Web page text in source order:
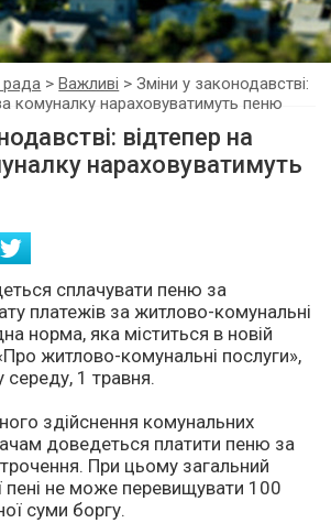
рада >Важливі >Зміни у законодавстві:
комуналку нараховуватимуть пеню
відтепер на
нараховуватимуть
сплачувати пеню за
платежів за житлово-комунальні
норма, яка міститься в новій
житлово-комунальні послуги»,
середу, 1 травня.
здійснення комунальних
доведеться платити пеню за
При цьому загальний
пені не може перевищувати 100
суми боргу.